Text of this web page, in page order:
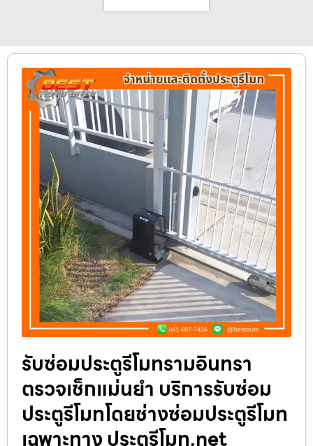
รับซ่อมประตูรีโมทรามอินทรา
ตรวจเช็กแม่นยำ บริการรับซ่อม
ประตูรีโมทโดยช่างซ่อมประตูรีโมท
เฉพาะทาง ประตูรีโมท.net